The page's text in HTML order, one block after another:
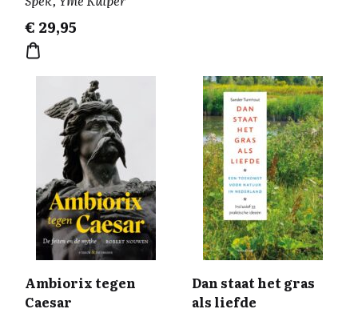
€ 29,95
Ambiorix tegen
Caesar
Dan staat het gras
als liefde